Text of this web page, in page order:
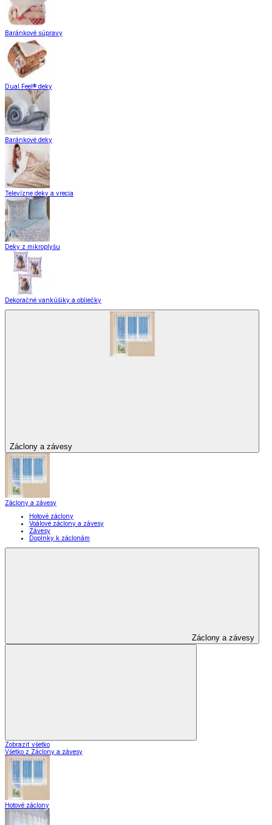
Baránkové súpravy
Dual Feel® deky
Baránkové deky
Televízne deky a vrecia
Deky z mikroplyšu
Dekoračné vankúšiky a obliečky
Záclony a závesy
Záclony a závesy
Hotové záclony
Voálové záclony a závesy
Závesy
Doplnky k záclonám
Záclony a závesy
Zobraziť všetko
Všetko z Záclony a závesy
Hotové záclony